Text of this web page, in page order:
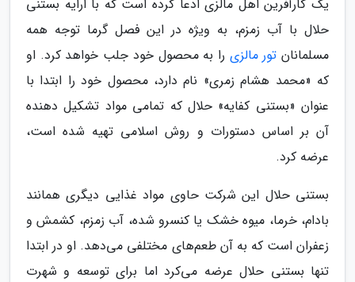
یک کارآفرین اهل مالزی ادعا کرده است که با ارایه بستنی
حلال با آب زمزم، به ویژه در این فصل گرما توجه همه
مسلمانان تور مالزی را به محصول خود جلب خواهد کرد. او
که «محمد هشام زمری» نام دارد، محصول خود را ابتدا با
عنوان «بستنی کفایه» حلال که تمامی مواد تشکیل دهنده
آن بر اساس دستورات و روش اسلامی تهیه شده است،
عرضه کرد.
بستنی حلال این شرکت حاوی مواد غذایی دیگری همانند
بادام، خرما، میوه خشک یا کنسرو شده، آب زمزم، کشمش و
زعفران است که به آن طعم‌های مختلفی می‌دهد. او در ابتدا
تنها بستنی حلال عرضه می‌کرد اما برای توسعه و شهرت